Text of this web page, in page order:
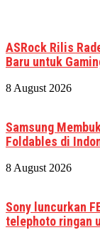
ASRock Rilis
Baru untuk
8 August 2026
Samsung
Foldables di
8 August 2026
Sony luncurkan
telephoto ringan